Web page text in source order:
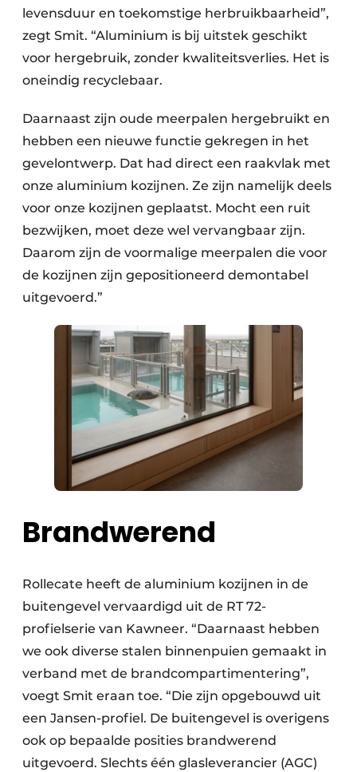
levensduur en toekomstige herbruikbaarheid”,
zegt Smit. “Aluminium is bij uitstek geschikt
voor hergebruik, zonder kwaliteitsverlies. Het is
oneindig recyclebaar.
Daarnaast zijn oude meerpalen hergebruikt en
hebben een nieuwe functie gekregen in het
gevelontwerp. Dat had direct een raakvlak met
onze aluminium kozijnen. Ze zijn namelijk deels
voor onze kozijnen geplaatst. Mocht een ruit
bezwijken, moet deze wel vervangbaar zijn.
Daarom zijn de voormalige meerpalen die voor
de kozijnen zijn gepositioneerd demontabel
uitgevoerd.”
Brandwerend
Rollecate heeft de aluminium kozijnen in de
buitengevel vervaardigd uit de RT 72-
profielserie van Kawneer. “Daarnaast hebben
we ook diverse stalen binnenpuien gemaakt in
verband met de brandcompartimentering”,
voegt Smit eraan toe. “Die zijn opgebouwd uit
een Jansen-profiel. De buitengevel is overigens
ook op bepaalde posities brandwerend
uitgevoerd. Slechts één glasleverancier (AGC)